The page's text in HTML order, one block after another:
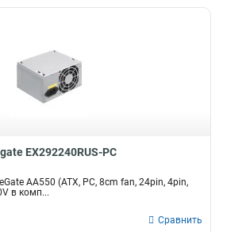
EX292240RUS-PC
AA550 (ATX, PC, 8cm fan, 24pin, 4pin,
в комп...
Сравнить